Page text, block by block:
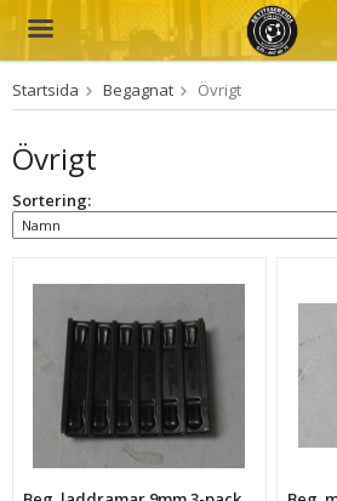
Produkten har blivit tillagd i
Startsida Begagnat Övrigt
Övrigt
Sortering: